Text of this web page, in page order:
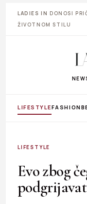
LADIES IN DONOSI
ŽIVOTNOM STILU
LIFESTYLEFASHION
LIFESTYLE
Evo zbog